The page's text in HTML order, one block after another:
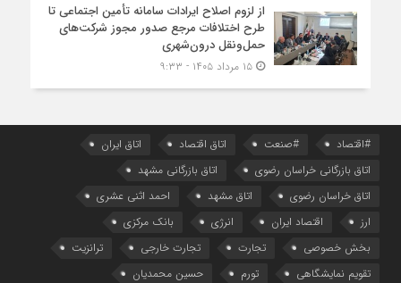
از لزوم اصلاح ایرادات سامانه تأمین اجتماعی تا
طرح اختلافات مرجع صدور مجوز شرکت‌های
حمل‌ونقل درون‌شهری
۱۵ مرداد ۱۴۰۵ - ۹:۳۳
#اقتصاد #صنعت اتاق اقتصاد
اتاق ایران
اتاق بازرگانی خراسان رضوی
اتاق بازرگانی مشهد
اتاق خراسان رضوی
اتاق مشهد
احمد اثنی عشری
ارز
اقتصاد ایران انرژی
بانک مرکزی
بخش خصوصی
تجارت تجارت خارجی
ترانزیت
تقویم نمایشگاهی
تورم
حسین محمدیان